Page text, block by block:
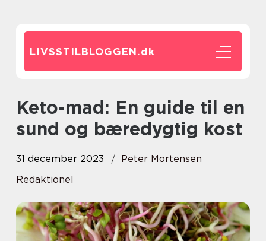
LIVSSTILBLOGGEN.dk
Keto-mad: En guide til en
sund og bæredygtig kost
31 december 2023
Peter Mortensen
Redaktionel